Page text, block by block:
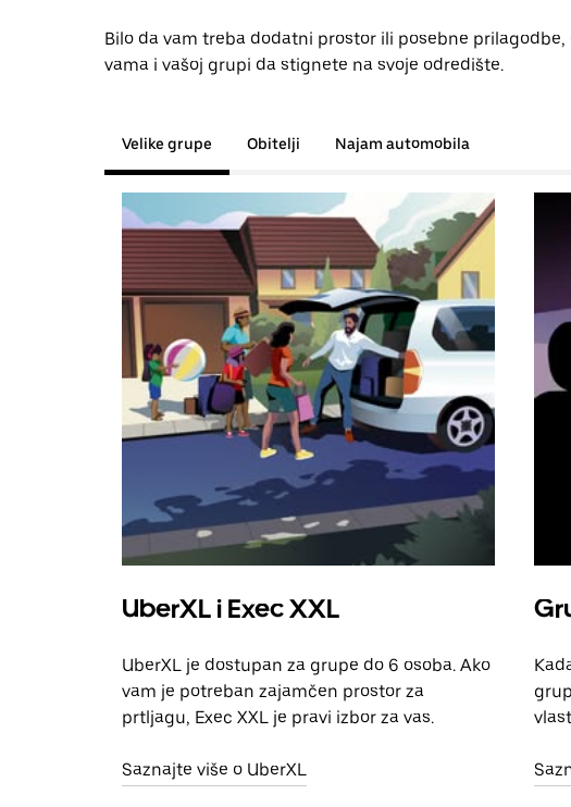
Bilo da vam treba dodatni prostor ili posebne
vama i vašoj grupi da stignete na svoje odredište.
Velike grupe Obitelji Najam automobila
UberXL i Exec XXL
UberXL je dostupan za grupe do 6 osoba. Ako
vam je potreban zajamčen prostor za
prtljagu, Exec XXL je pravi izbor za vas.
Saznajte više o UberXL